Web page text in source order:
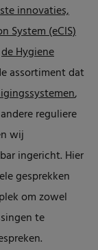
innovaties,
System (eCIS)
de Hygiene
assortiment dat
,
reguliere
wij
ingericht. Hier
gesprekken
om zowel
te